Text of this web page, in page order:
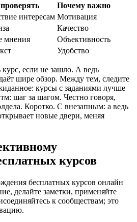
Почему важно
интересам Мотивация
Качество
мнения
Объективность
Удобство
курс, если не зашло. А ведь
шире обзор. Между тем, следите
курсы с заданиями лучше
шаг за шагом. Честно говоря,
Коротко. С внезапным: а ведь
новые двери, меняя
курсов
бесплатных курсов онлайн
делайте заметки, применяйте
к сообществам; это